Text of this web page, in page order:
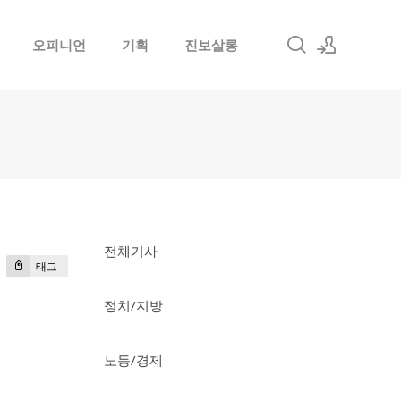
오피니언 기획 진보살롱
전체기사
정치/지방
노동/경제
태그